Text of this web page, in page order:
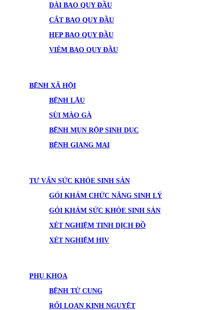
DÀI BAO QUY ĐẦU
CẮT BAO QUY ĐẦU
HẸP BAO QUY ĐẦU
VIÊM BAO QUY ĐẦU
BỆNH XÃ HỘI
BỆNH LẬU
SÙI MÀO GÀ
BỆNH MỤN RỘP SINH DỤC
BỆNH GIANG MAI
TƯ VẤN SỨC KHỎE SINH SẢN
GÓI KHÁM CHỨC NĂNG SINH LÝ
GÓI KHÁM SỨC KHỎE SINH SẢN
XÉT NGHIỆM TINH DỊCH ĐỒ
XÉT NGHIỆM HIV
PHỤ KHOA
BỆNH TỬ CUNG
RỐI LOẠN KINH NGUYỆT